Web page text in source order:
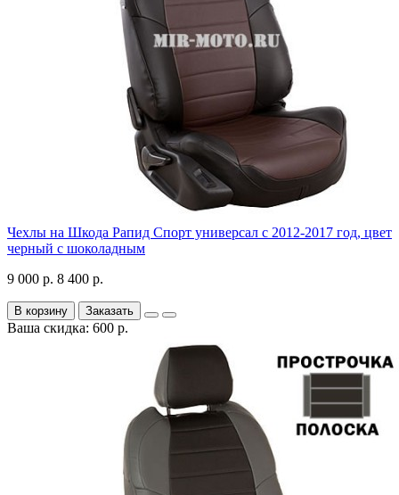
Чехлы на Шкода Рапид Спорт универсал с 2012-2017 год, цвет
черный с шоколадным
9 000 р. 8 400 р.
В корзину Заказать
Ваша скидка: 600 р.